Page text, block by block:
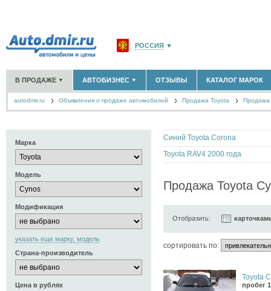
РОССИЯ ▼
САНКТ-ПЕТЕРБУРГ И ОБЛАСТЬ(14298)
КРАСНОДАРСКИЙ КРАЙ(5619)
СЕВАСТОПОЛЬ(11)
СПИСОК ВСЕХ РЕГИОНОВ
В ПРОДАЖЕ ▼
НОВЫЕ АВТОМОБИЛИ (30122)
АВТОБИЗНЕС ▼
ОФИЦИАЛЬНЫЕ ДИЛЕРЫ
(1347)
ТАКСИ(278)
ЗАПЧАСТИ(848)
СПЕЦИАЛИСТЫ(890)
ОТЗЫВЫ КАТАЛОГ МАРОК
autodmir.ru Объявления о продаже автомобилей Продажа Toyota Продажа
Марка
Модель
Модификация
указать еще марку, модель
Страна-производитель
Цена в рублях
Синий Toyota Corona
Toyota RAV4 2000 года
Продажа Toyota
Отобразить:
cортировать по:
Toyota
пробег